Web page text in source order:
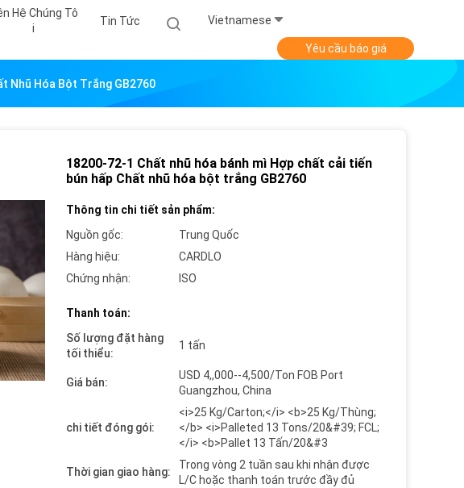
Hệ Chúng Tô
I
Tin Tức Vietnamese
Yêu cầu báo giá
Nhũ Hóa Bột Trắng GB2760
18200-72-1 Chất nhũ hóa bánh mì Hợp chất cải tiến
bún hấp Chất nhũ hóa bột trắng GB2760
Thông tin chi tiết sản phẩm:
Nguồn gốc:
Trung Quốc
Hàng hiệu:
CARDLO
Chứng nhận:
ISO
Thanh toán:
Số lượng đặt hàng
tối thiểu:
1 tấn
Giá bán:
USD 4,,000--4,500/Ton FOB Port
Guangzhou, China
chi tiết đóng gói:
<i>25 Kg/Carton;</i> <b>25 Kg/Thùng;
</b> <i>Palleted 13 Tons/20&#39; FCL;
</i> <b>Pallet 13 Tấn/20&#3
Thời gian giao hàng:
Trong vòng 2 tuần sau khi nhận được
L/C hoặc thanh toán trước đầy đủ